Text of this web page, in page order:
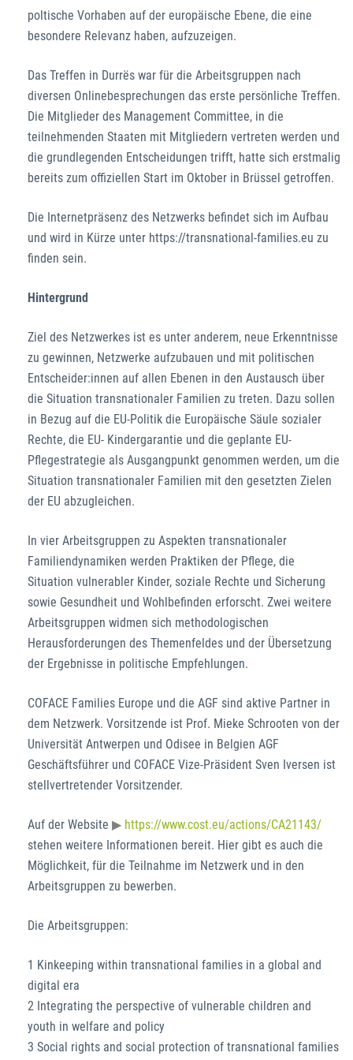
poltische Vorhaben auf der europäische Ebene, die eine
besondere Relevanz haben, aufzuzeigen.
Das Treffen in Durrës war für die Arbeitsgruppen nach
diversen Onlinebesprechungen das erste persönliche Treffen.
Die Mitglieder des Management Committee, in die
teilnehmenden Staaten mit Mitgliedern vertreten werden und
die grundlegenden Entscheidungen trifft, hatte sich erstmalig
bereits zum offiziellen Start im Oktober in Brüssel getroffen.
Die Internetpräsenz des Netzwerks befindet sich im Aufbau
und wird in Kürze unter https://transnational-families.eu zu
finden sein.
Hintergrund
Ziel des Netzwerkes ist es unter anderem, neue Erkenntnisse
zu gewinnen, Netzwerke aufzubauen und mit politischen
Entscheider:innen auf allen Ebenen in den Austausch über
die Situation transnationaler Familien zu treten. Dazu sollen
in Bezug auf die EU-Politik die Europäische Säule sozialer
Rechte, die EU- Kindergarantie und die geplante EU-
Pflegestrategie als Ausgangpunkt genommen werden, um die
Situation transnationaler Familien mit den gesetzten Zielen
der EU abzugleichen.
In vier Arbeitsgruppen zu Aspekten transnationaler
Familiendynamiken werden Praktiken der Pflege, die
Situation vulnerabler Kinder, soziale Rechte und Sicherung
sowie Gesundheit und Wohlbefinden erforscht. Zwei weitere
Arbeitsgruppen widmen sich methodologischen
Herausforderungen des Themenfeldes und der Übersetzung
der Ergebnisse in politische Empfehlungen.
COFACE Families Europe und die AGF sind aktive Partner in
dem Netzwerk. Vorsitzende ist Prof. Mieke Schrooten von der
Universität Antwerpen und Odisee in Belgien AGF
Geschäftsführer und COFACE Vize-Präsident Sven Iversen ist
stellvertretender Vorsitzender.
Auf der Website
https://www.cost.eu/actions/CA21143/
stehen weitere Informationen bereit. Hier gibt es auch die
Möglichkeit, für die Teilnahme im Netzwerk und in den
Arbeitsgruppen zu bewerben.
Die Arbeitsgruppen:
1 Kinkeeping within transnational families in a global and
digital era
2 Integrating the perspective of vulnerable children and
youth in welfare and policy
3 Social rights and social protection of transnational families